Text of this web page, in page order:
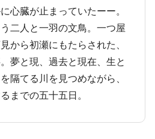
心臓が止まっていたーー。
二人と一羽の文鳥。一つ屋
から初瀬にもたらされた、
夢と現、過去と現在、生と
隔てる川を見つめながら、
までの五十五日。